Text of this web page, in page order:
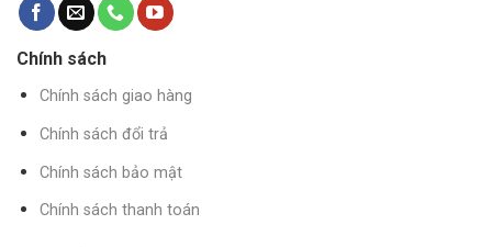
Chính sách
Chính sách giao hàng
Chính sách đổi trả
Chính sách bảo mật
Chính sách thanh toán